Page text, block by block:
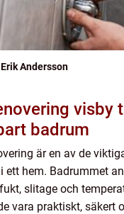
Erik Andersson
visby trygg väg
badrum
är en av de
ett hem. Badrummet
slitage och
vara praktiskt, säkert